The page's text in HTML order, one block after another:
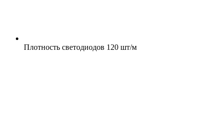
Плотность светодиодов 120 шт/м